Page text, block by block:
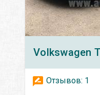
Volkswagen
Отзывов: 1